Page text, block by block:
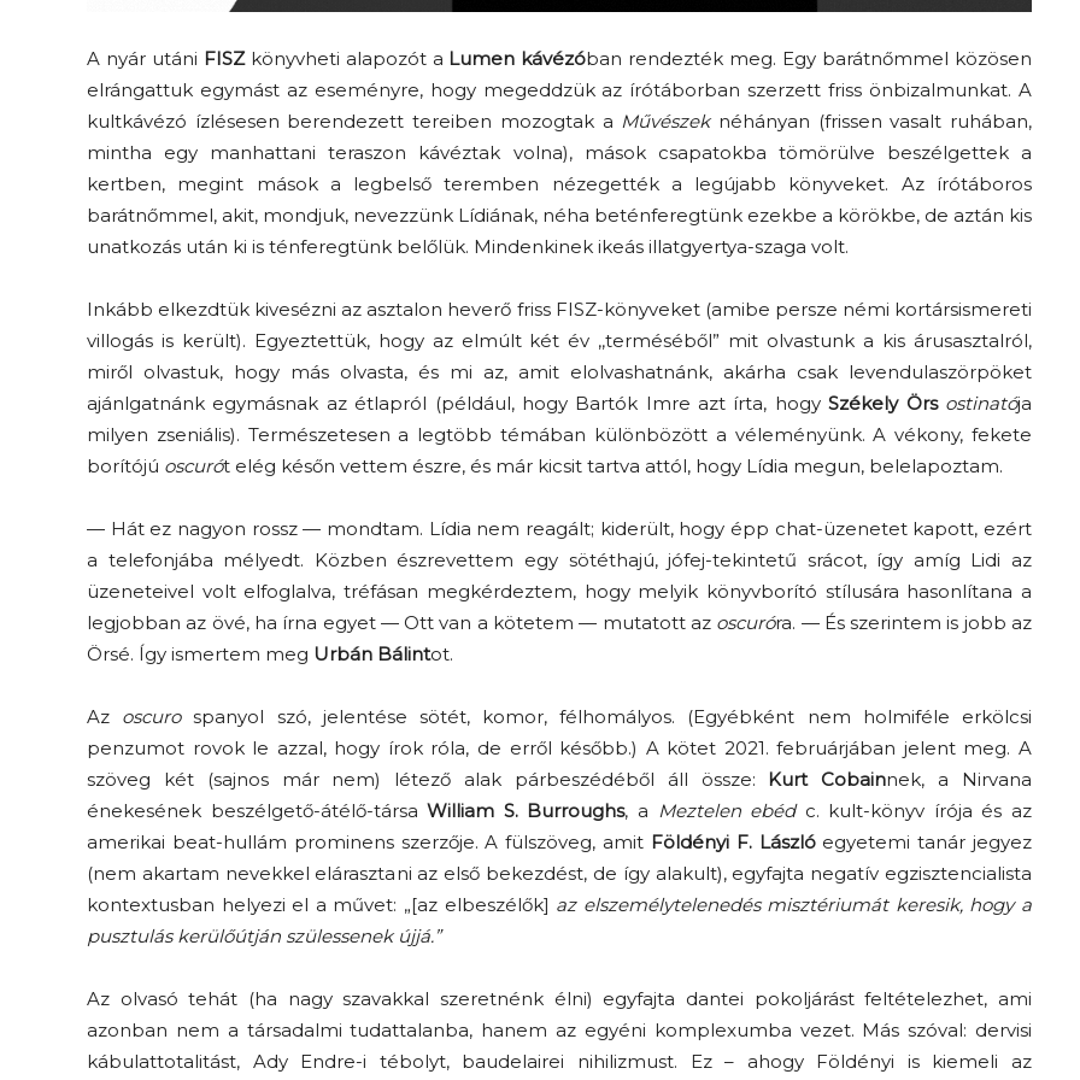
A nyár utáni FISZkönyvheti alapozót a Lumen kávézóban rendezték meg. Egy barátnőmmel közösen
elrángattuk egymást az eseményre, hogy megeddzük az írótáborban szerzett friss önbizalmunkat. A
kultkávézó ízlésesen berendezett tereiben mozogtak a Művészeknéhányan (frissen vasalt ruhában,
mintha egy manhattani teraszon kávéztak volna), mások csapatokba tömörülve beszélgettek a
kertben, megint mások a legbelső teremben nézegették a legújabb könyveket. Az írótáboros
barátnőmmel, akit, mondjuk, nevezzünk Lídiának, néha beténferegtünk ezekbe a körökbe, de aztán kis
unatkozás után ki is ténferegtünk belőlük. Mindenkinek ikeás illatgyertya-szaga volt.
Inkább elkezdtük kivesézni az asztalon heverő friss FISZ-könyveket (amibe persze némi kortársismereti
villogás is került). Egyeztettük, hogy az elmúlt két év ,,terméséből” mit olvastunk a kis árusasztalról,
miről olvastuk, hogy más olvasta, és mi az, amit elolvashatnánk, akárha csak levendulaszörpöket
ajánlgatnánk egymásnak az étlapról (például, hogy Bartók Imre azt írta, hogySzékely Örs ostinatója
milyen zseniális). Természetesen a legtöbb témában különbözött a véleményünk. A vékony, fekete
borítójú oscurót elég későn vettem észre, és már kicsit tartva attól, hogy Lídia megun, belelapoztam.
— Hát ez nagyon rossz — mondtam. Lídia nem reagált; kiderült, hogy épp chat-üzenetet kapott, ezért
a telefonjába mélyedt. Közben észrevettem egy sötéthajú, jófej-tekintetű srácot, így amíg Lidi az
üzeneteivel volt elfoglalva, tréfásan megkérdeztem, hogy melyik könyvborító stílusára hasonlítana a
legjobban az övé, ha írna egyet — Ott van a kötetem — mutatott az oscuróra. — És szerintem is jobb az
Örsé. Így ismertem meg Urbán Bálintot.
Az oscurospanyol szó, jelentése sötét, komor, félhomályos. (Egyébként nem holmiféle erkölcsi
penzumot rovok le azzal, hogy írok róla, de erről később.) A kötet 2021. februárjában jelent meg. A
szöveg két (sajnos már nem) létező alak párbeszédéből áll össze: Kurt Cobainnek, a Nirvana
énekesének beszélgető-átélő-társaWilliam S. Burroughs, a Meztelen ebédc. kult-könyv írója és az
amerikai beat-hullám prominens szerzője. A fülszöveg, amit Földényi F. Lászlóegyetemi tanár jegyez
(nem akartam nevekkel elárasztani az első bekezdést, de így alakult), egyfajta negatív egzisztencialista
kontextusban helyezi el a művet: „[az elbeszélők] az elszemélytelenedés misztériumát keresik, hogy a
pusztulás kerülőútján szülessenek újjá.”
Az olvasó tehát (ha nagy szavakkal szeretnénk élni) egyfajta dantei pokoljárást feltételezhet, ami
azonban nem a társadalmi tudattalanba, hanem az egyéni komplexumba vezet. Más szóval: dervisi
kábulattotalitást, Ady Endre-i tébolyt, baudelairei nihilizmust. Ez – ahogy Földényi is kiemeli az
Elveszítettük az
unatkozás képességét? –
Trashről és lélekről
S03E02 premier
Az f21-re költözik a
Trashről és lélekről –
Amurpodcast